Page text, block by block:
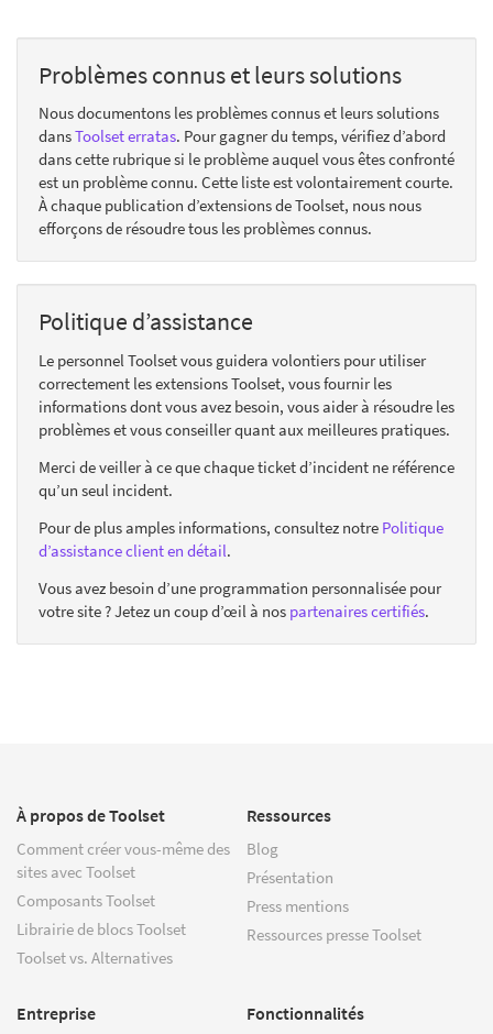
Problèmes connus et leurs solutions
Nous documentons les problèmes connus et leurs solutions
dansToolset erratas. Pour gagner du temps, vérifiez d’abord
dans cette rubrique si le problème auquel vous êtes confronté
est un problème connu. Cette liste est volontairement courte.
À chaque publication d’extensions de Toolset, nous nous
efforçons de résoudre tous les problèmes connus.
Politique d’assistance
Le personnel Toolset vous guidera volontiers pour utiliser
correctement les extensions Toolset, vous fournir les
informations dont vous avez besoin, vous aider à résoudre les
problèmes et vous conseiller quant aux meilleures pratiques.
Merci de veiller à ce que chaque ticket d’incident ne référence
qu’un seul incident.
Pour de plus amples informations, consultez notre Politique
d’assistance client en détail.
Vous avez besoin d’une programmation personnalisée pour
votre site ? Jetez un coup d’œil à nos partenaires certifiés.
À propos de Toolset
Comment créer vous-même des
sites avec Toolset
Composants Toolset
Librairie de blocs Toolset
Toolset vs. Alternatives
Ressources
Blog
Présentation
Press mentions
Ressources presse Toolset
Entreprise Fonctionnalités